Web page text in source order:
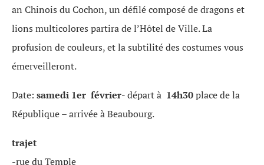
an Chinois du Cochon, un défilé composé de dragons et
lions multicolores partira de l’Hôtel de Ville. La
profusion de couleurs, et la subtilité des costumes vous
émerveilleront.
Date: samedi 1er février-départ à 14h30place de la
République – arrivée à Beaubourg.
trajet
-rue du Temple